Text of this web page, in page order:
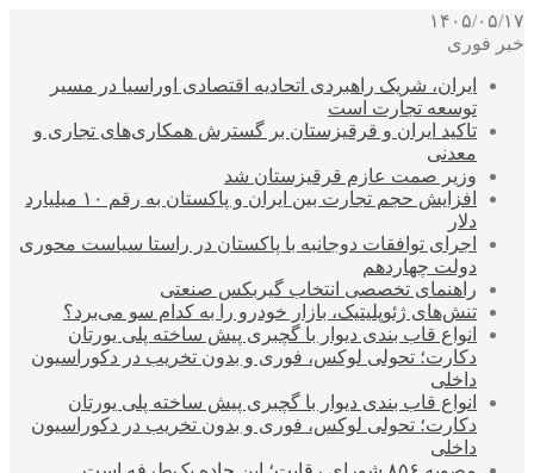
۱۴۰۵/۰۵/۱۷
خبر فوری
ایران، شریک راهبردی اتحادیه اقتصادی اوراسیا در مسیر
توسعه تجارت است
تاکید ایران و قرقیزستان بر گسترش همکاری‌های تجاری و
معدنی
وزیر صمت عازم قرقیزستان شد
افزایش حجم تجارت بین ایران و پاکستان به رقم ۱۰ میلیارد
دلار
اجرای توافقات دوجانبه با پاکستان در راستا سیاست محوری
دولت چهاردهم
راهنمای تخصصی انتخاب گیربکس صنعتی
تنش‌های ژئوپلیتیک، بازار خودرو را به کدام سو می‌برد؟
انواع قاب بندی دیوار با گچبری پیش ساخته پلی یورتان
دکارت؛ تحولی لوکس، فوری و بدون تخریب در دکوراسیون
داخلی
انواع قاب بندی دیوار با گچبری پیش ساخته پلی یورتان
دکارت؛ تحولی لوکس، فوری و بدون تخریب در دکوراسیون
داخلی